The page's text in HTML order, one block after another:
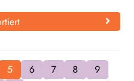
5 6 7 8
9